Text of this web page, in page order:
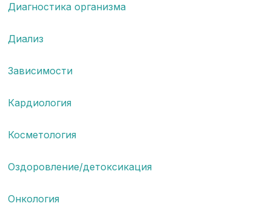
Диагностика организма
Диализ
Зависимости
Кардиология
Косметология
Оздоровление/детоксикация
Онкология